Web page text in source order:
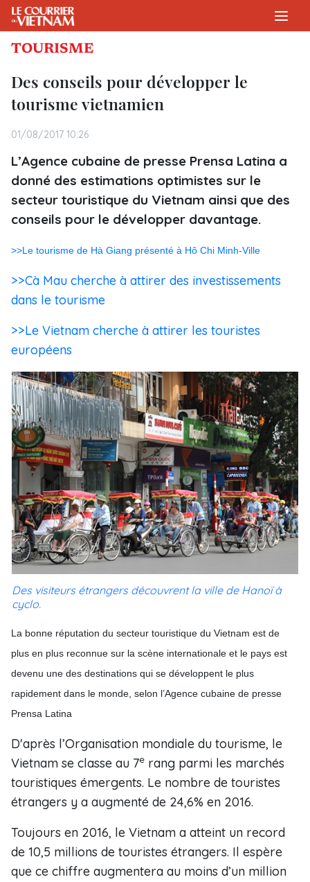
TOURISME
Des conseils pour développer le
tourisme vietnamien
01/08/2017 10:26
L’Agence cubaine de presse Prensa Latina a
donné des estimations optimistes sur le
secteur touristique du Vietnam ainsi que des
conseils pour le développer davantage.
>>Le tourisme de Hà Giang présenté à Hô Chi Minh-Ville
>>Cà Mau cherche à attirer des investissements
dans le tourisme
>>Le Vietnam cherche à attirer les touristes
européens
Des visiteurs étrangers découvrent la ville de Hanoï à
cyclo.
La bonne réputation du secteur touristique du Vietnam est de
plus en plus reconnue sur la scène internationale et le pays est
devenu une des destinations qui se développent le plus
rapidement dans le monde, selon l’Agence cubaine de presse
Prensa Latina
D'après l’Organisation mondiale du tourisme, le
Vietnam se classe au 7e rang parmi les marchés
touristiques émergents. Le nombre de touristes
étrangers y a augmenté de 24,6% en 2016.
Toujours en 2016, le Vietnam a atteint un record
de 10,5 millions de touristes étrangers. Il espère
que ce chiffre augmentera au moins d’un million